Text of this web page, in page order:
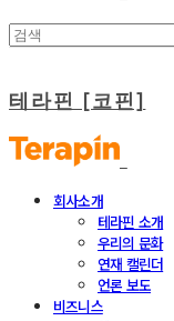
테라핀 [코핀]
회사소개
테라핀 소개
우리의 문화
연재 캘린더
언론 보도
비즈니스